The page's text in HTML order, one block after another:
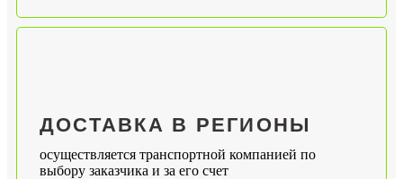
ДОСТАВКА В РЕГИОНЫ
осуществляется транспортной компанией по
выбору заказчика и за его счет